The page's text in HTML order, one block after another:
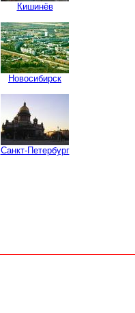
Кишинёв
Новосибирск
Санкт-Петербург